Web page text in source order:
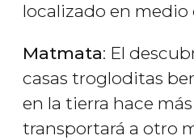
localizado en medio
Matmata: El
casas trogloditas
en la tierra hace
transportará a otro